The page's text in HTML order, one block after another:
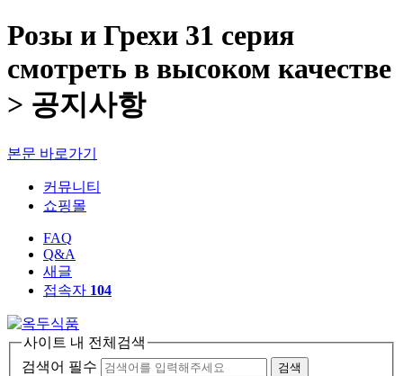
Розы и Грехи 31 серия
смотреть в высоком качестве
> 공지사항
본문 바로가기
커뮤니티
쇼핑몰
FAQ
Q&A
새글
접속자 104
사이트 내 전체검색
검색어 필수
검색